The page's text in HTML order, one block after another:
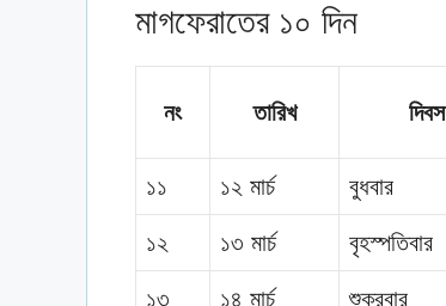
মাগফেরাতের ১০ দিন
নং তারিখ দিবস
১১ ১২ মার্চ বুধবার
১২ ১৩ মার্চ বৃহস্পতিবার
১৩ ১৪ মার্চ শুক্রবার